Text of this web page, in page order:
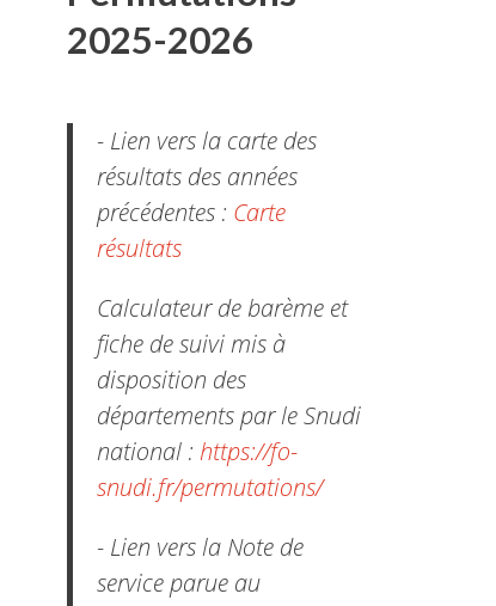
2025-2026
- Lien vers la carte des
résultats des années
précédentes : Carte
résultats
Calculateur de barème et
fiche de suivi mis à
disposition des
départements par le Snudi
national : https://fo-
snudi.fr/permutations/
- Lien vers la Note de
service parue au